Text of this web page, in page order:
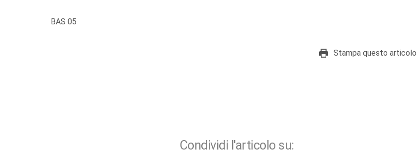
BAS 05
Stampa questo articolo
Condividi l'articolo su: